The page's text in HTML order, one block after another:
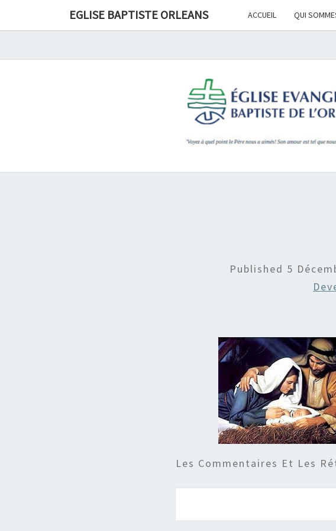
EGLISE BAPTISTE ORLEANS ACCUEIL QUI
Published 5
Les Commentaires Et Les